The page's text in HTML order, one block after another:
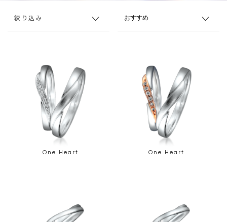
絞り込み
One Heart One Heart